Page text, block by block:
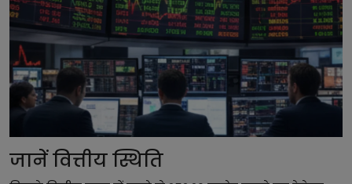
जानें वित्तीय स्थिति